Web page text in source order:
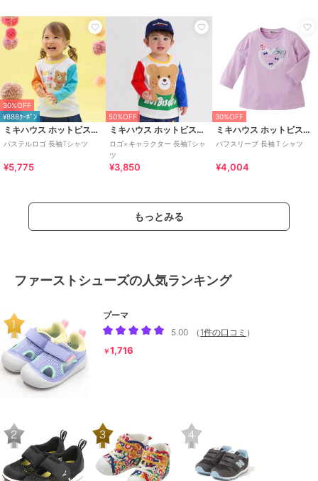
30%OFF
¥888ｸｰﾎﾟﾝ
ミキハウス ホットビスケッツ
パステルロゴ 長袖Tシャツ
¥5,775
50%OFF
ミキハウス ホットビスケッツ
ロゴ×キャラクター 長袖Tシャ
ツ
¥3,850
30%OFF
ミキハウス ホットビスケッツ
パフスリーブ 長袖Ｔシャツ
¥4,004
もっとみる
ファーストシューズの人気ランキング
プーマ
5.00
（ 1件の口コミ ）
￥1,716